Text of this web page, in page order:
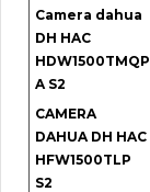
Camera dahua
DH HAC
HDW1500TMQP
A S2
CAMERA
DAHUA DH HAC
HFW1500TLP
S2